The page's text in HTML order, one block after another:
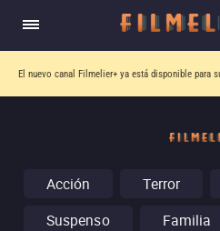
El nuevo canal Filmelier+ ya está disponible para
Acción Terror
Suspenso
Familia